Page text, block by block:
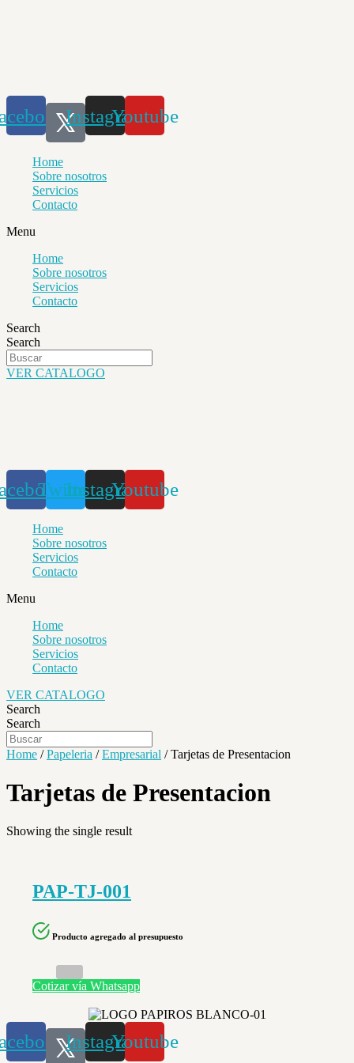
InstagramYoutube
Home
Sobre nosotros
Servicios
Contacto
Menu
Home
Sobre nosotros
Servicios
Contacto
Search
Search
VER CATALOGO
TwitterInstagramYoutube
Home
Sobre nosotros
Servicios
Contacto
Menu
Home
Sobre nosotros
Servicios
Contacto
VER CATALOGO
Search
Search
Home /Papeleria /Empresarial / Tarjetas de Presentacion
Tarjetas de Presentacion
Showing the single result
PAP-TJ-001
Producto agregado al presupuesto
Cotizar vía Whatsapp
InstagramYoutube